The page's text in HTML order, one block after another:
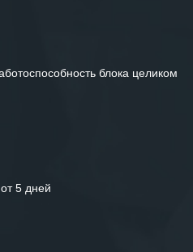
блока целиком
5 дней